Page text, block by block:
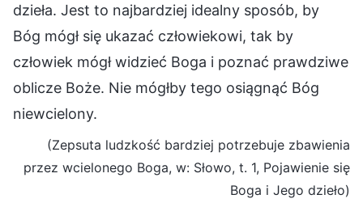
dzieła. Jest to najbardziej idealny sposób, by
Bóg mógł się ukazać człowiekowi, tak by
człowiek mógł widzieć Boga i poznać prawdziwe
oblicze Boże. Nie mógłby tego osiągnąć Bóg
niewcielony.
(Zepsuta ludzkość bardziej potrzebuje zbawienia
przez wcielonego Boga, w: Słowo, t. 1, Pojawienie się
Boga i Jego dzieło)